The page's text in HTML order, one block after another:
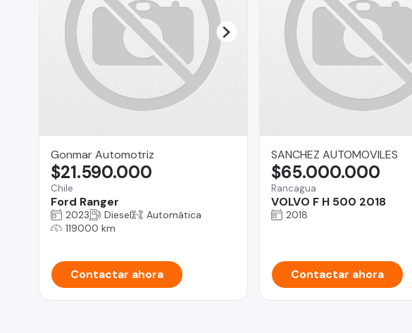
Gonmar Automotriz
Chile
Ford Ranger
$21.590.000
2023 Diesel
Automática
119000 km
Contactar ahora
SANCHEZ AUTOMOVILES
Rancagua
VOLVO F H 500 2018
$65.000.000
2018
Contactar ahora